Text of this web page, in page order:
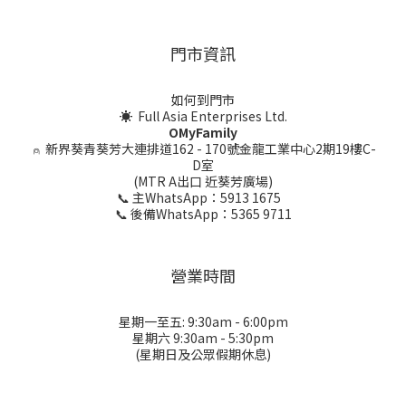
門市資訊
如何到門市
☀ Full Asia Enterprises Ltd.
OMyFamily
⍝ 新界葵青葵芳大連排道162 - 170號金龍工業中心2期19樓C-
D室
(MTR A出口 近葵芳廣場)
📞 主WhatsApp：5913 1675
📞 後備WhatsApp：5365 9711
營業時間
星期一至五: 9:30am - 6:00pm
星期六 9:30am - 5:30pm
(星期日及公眾假期休息)